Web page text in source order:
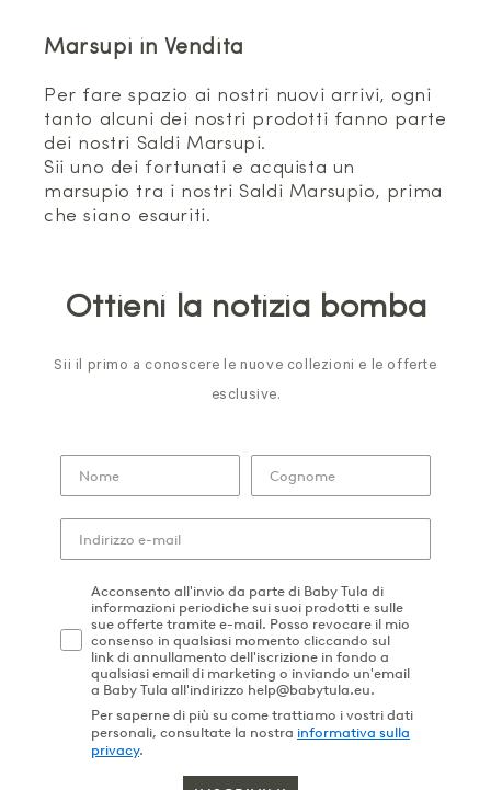
Marsupi in Vendita
Per fare spazio ai nostri nuovi arrivi, ogni
tanto alcuni dei nostri prodotti fanno parte
dei nostri Saldi Marsupi.
Sii uno dei fortunati e acquista un
marsupio tra i nostri Saldi Marsupio, prima
che siano esauriti.
Ottieni la notizia bomba
Sii il primo a conoscere le nuove collezioni e le offerte
esclusive.
Acconsento all'invio da parte di Baby Tula di
informazioni periodiche sui suoi prodotti e sulle
sue offerte tramite e-mail. Posso revocare il mio
consenso in qualsiasi momento cliccando sul
link di annullamento dell'iscrizione in fondo a
qualsiasi email di marketing o inviando un'email
a Baby Tula all'indirizzo help@babytula.eu.
Per saperne di più su come trattiamo i vostri dati
personali, consultate la nostra informativa sulla
privacy.